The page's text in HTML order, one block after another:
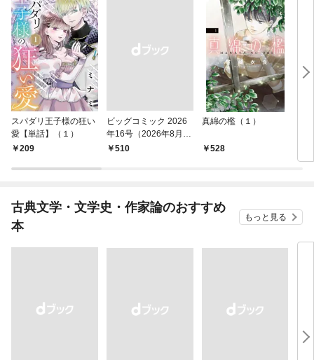
スパダリ王子様の狂い
愛【単話】（１）
209
ビッグコミック 2026
年16号（2026年8月7
日発売）
￥510
真綿の檻（１）
528
古典文学・文学史・作家論のおすすめ
本
もっと見る